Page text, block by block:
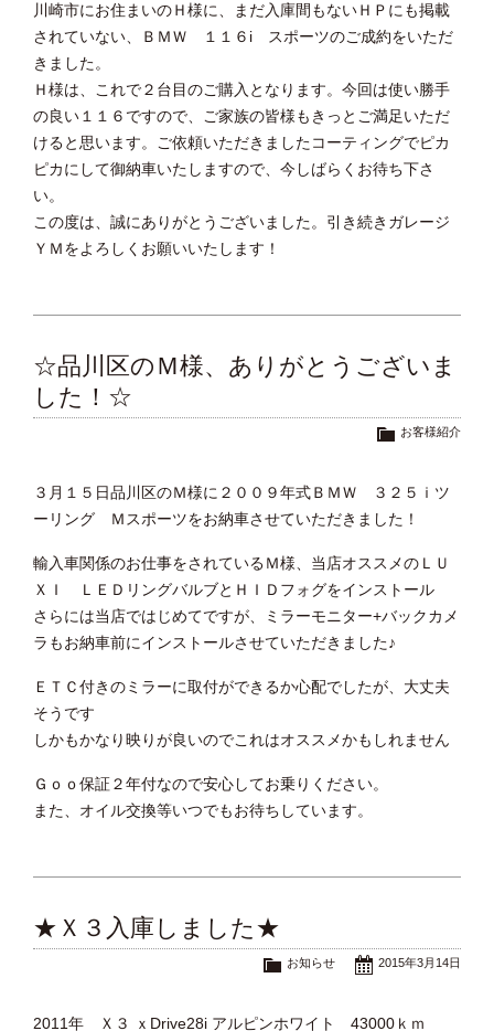
川崎市にお住まいのＨ様に、まだ入庫間もないＨＰにも掲載
されていない、ＢＭＷ １１６i スポーツのご成約をいただ
きました。
Ｈ様は、これで２台目のご購入となります。今回は使い勝手
の良い１１６ですので、ご家族の皆様もきっとご満足いただ
けると思います。ご依頼いただきましたコーティングでピカ
ピカにして御納車いたしますので、今しばらくお待ち下さ
い。
この度は、誠にありがとうございました。引き続きガレージ
ＹＭをよろしくお願いいたします！
☆品川区のＭ様、ありがとうございま
した！☆
お客様紹介
３月１５日品川区のＭ様に２００９年式ＢＭＷ ３２５ｉツ
ーリング Ｍスポーツをお納車させていただきました！
輸入車関係のお仕事をされているＭ様、当店オススメのＬＵ
ＸＩ ＬＥＤリングバルブとＨＩＤフォグをインストール
さらには当店ではじめてですが、ミラーモニター+バックカメ
ラもお納車前にインストールさせていただきました♪
ＥＴＣ付きのミラーに取付ができるか心配でしたが、大丈夫
そうです
しかもかなり映りが良いのでこれはオススメかもしれません
Ｇｏｏ保証２年付なので安心してお乗りください。
また、オイル交換等いつでもお待ちしています。
★Ｘ３入庫しました★
2015年3月14日
お知らせ
2011年 Ｘ３ ｘDrive28i アルピンホワイト 43000ｋｍ